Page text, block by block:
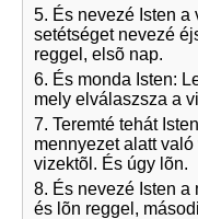
5. És nevezé Isten a
setétséget nevezé
reggel, elsõ nap.
6. És monda Isten:
mely elválaszsza a
7. Teremté tehát
mennyezet alatt
vizektõl. És úgy lõn.
8. És nevezé Isten a
és lõn reggel,